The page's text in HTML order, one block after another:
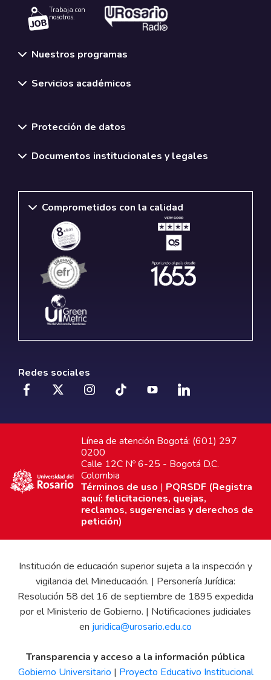
Trabaja con
nosotros.
Nuestros programas
Servicios académicos
Protección de datos
Documentos institucionales y legales
Comprometidos con la calidad
Redes sociales
Línea de atención Bogotá: (601) 297
0200
Calle 12C Nº 6-25 - Bogotá D.C.
Colombia
Términos de uso | PQRSDF (Registra
aquí: felicitaciones, quejas,
reclamos, sugerencias y derechos de
petición)
Institución de educación superior sujeta a la inspección y
vigilancia del Mineducación. | Personería Jurídica:
Resolución 58 del 16 de septiembre de 1895 expedida
por el Ministerio de Gobierno. | Notificaciones judiciales
en juridica@urosario.edu.co
Transparencia y acceso a la información pública
Gobierno Universitario | Proyecto Educativo Institucional